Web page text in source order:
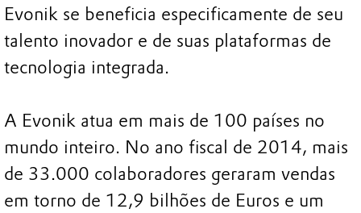
Evonik se beneficia especificamente de seu
talento inovador e de suas plataformas de
tecnologia integrada.
A Evonik atua em mais de 100 países no
mundo inteiro. No ano fiscal de 2014, mais
de 33.000 colaboradores geraram vendas
em torno de 12,9 bilhões de Euros e um